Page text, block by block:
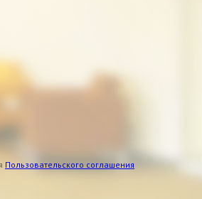
Пользовательского соглашения